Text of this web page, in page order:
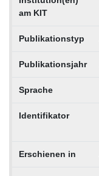
am KIT
Publikationstyp
Publikationsjahr
Sprache
Identifikator
Erschienen in